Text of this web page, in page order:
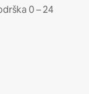
0 – 24